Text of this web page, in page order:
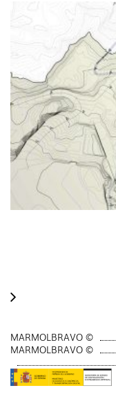
MARMOLBRAVO ©
MARMOLBRAVO ©